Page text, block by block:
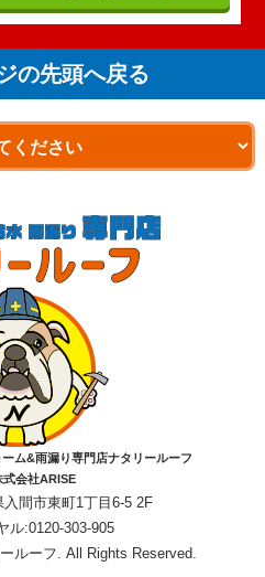
の先頭へ戻る
ム&雨漏り専門店ナタリールーフ
会社ARISE
間市東町1丁目6-5 2F
ル:0120-303-905
ルーフ. All Rights Reserved.